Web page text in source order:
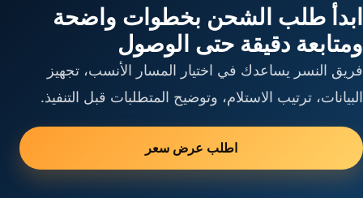
ابدأ طلب الشحن بخطوات واضحة
ومتابعة دقيقة حتى الوصول
فريق النسر يساعدك في اختيار المسار الأنسب، تجهيز
البيانات، ترتيب الاستلام، وتوضيح المتطلبات قبل التنفيذ.
اطلب عرض سعر